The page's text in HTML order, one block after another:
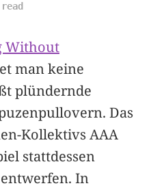
Without
man keine
plündernde
Das
Kollektivs AAA
stattdessen
In